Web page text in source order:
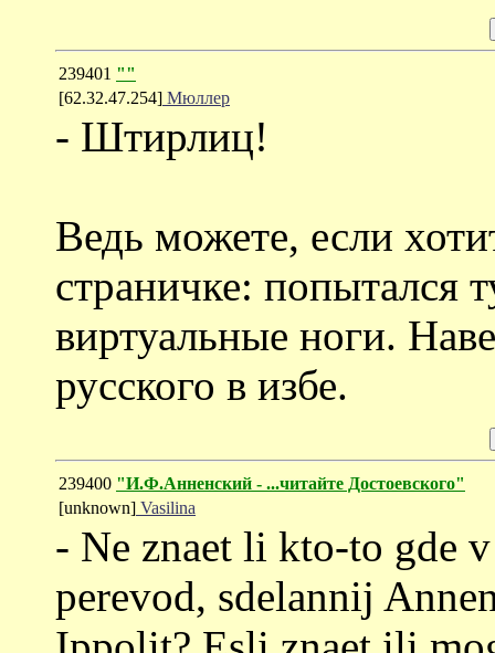
239401 ""
[62.32.47.254] Мюллер
- Штирлиц!
Ведь можете, если
страничке: попытался
виртуальные ноги.
русского в избе.
239400 "И.Ф.Анненский - ...читайте Достоевского"
[unknown] Vasilina
- Ne znaet li kto-to gde
perevod, sdelannij